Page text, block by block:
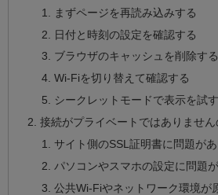
まずページを再読み込みする
日付と時刻の設定を確認する
ブラウザのキャッシュを削除する
Wi-Fiを切り替えて確認する
シークレットモードで表示を試す
接続がプライベートではありませ
サイト側のSSL証明書に問題があ
パソコンやスマホの設定に問題
公共Wi-Fiやネットワーク環境が